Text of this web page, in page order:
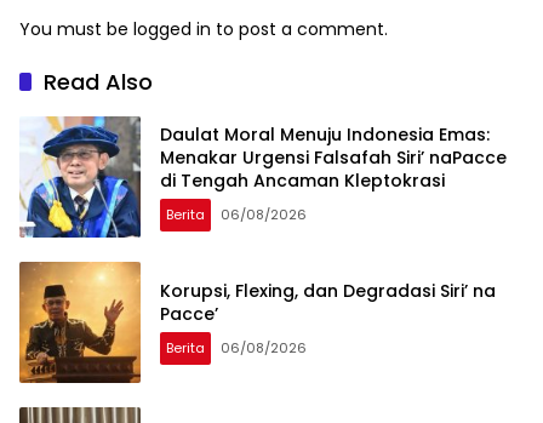
You must be logged in to post a comment.
Read Also
Daulat Moral Menuju Indonesia Emas:
Menakar Urgensi Falsafah Siri’ naPacce
di Tengah Ancaman Kleptokrasi
Berita 06/08/2026
Korupsi, Flexing, dan Degradasi Siri’ na
Pacce’
Berita 06/08/2026